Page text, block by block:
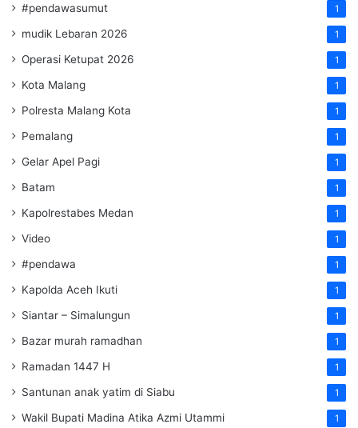
#pendawasumut 1
mudik Lebaran 2026 1
Operasi Ketupat 2026 1
Kota Malang 1
Polresta Malang Kota 1
Pemalang 1
Gelar Apel Pagi 1
Batam 1
Kapolrestabes Medan 1
Video 1
#pendawa 1
Kapolda Aceh Ikuti 1
Siantar – Simalungun 1
Bazar murah ramadhan 1
Ramadan 1447 H 1
Santunan anak yatim di Siabu 1
Wakil Bupati Madina Atika Azmi Utammi 1